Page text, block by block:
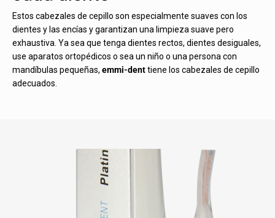
Estos cabezales de cepillo son especialmente suaves con los
dientes y las encías y garantizan una limpieza suave pero
exhaustiva. Ya sea que tenga dientes rectos, dientes desiguales,
use aparatos ortopédicos o sea un niño o una persona con
mandíbulas pequeñas, emmi-denttiene los cabezales de cepillo
adecuados.